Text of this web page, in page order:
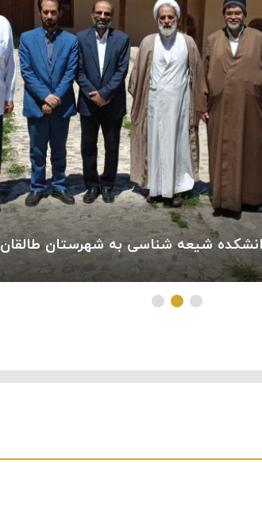
شیعه شناسی به شهرستان طالقان